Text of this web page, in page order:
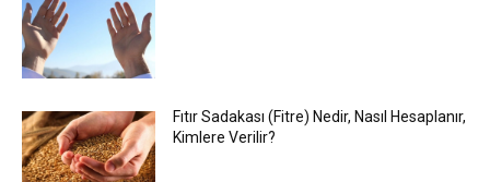
Fıtır Sadakası (Fitre) Nedir, Nasıl Hesaplanır,
Kimlere Verilir?